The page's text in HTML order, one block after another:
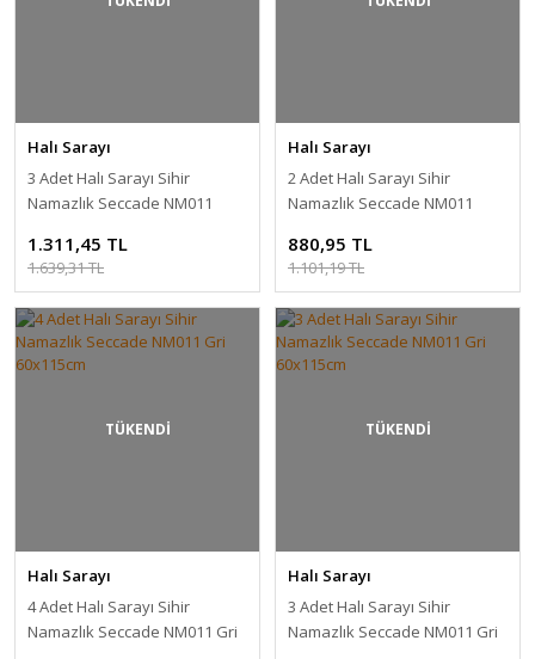
Halı Sarayı
3 Adet Halı Sarayı Sihir
Namazlık Seccade NM011
1.311,45 TL
1.639,31 TL
Halı Sarayı
2 Adet Halı Sarayı Sihir
Namazlık Seccade NM011
880,95 TL
1.101,19 TL
TÜKENDİ
Halı Sarayı
4 Adet Halı Sarayı Sihir
Namazlık Seccade NM011 Gri
TÜKENDİ
Halı Sarayı
3 Adet Halı Sarayı Sihir
Namazlık Seccade NM011 Gri